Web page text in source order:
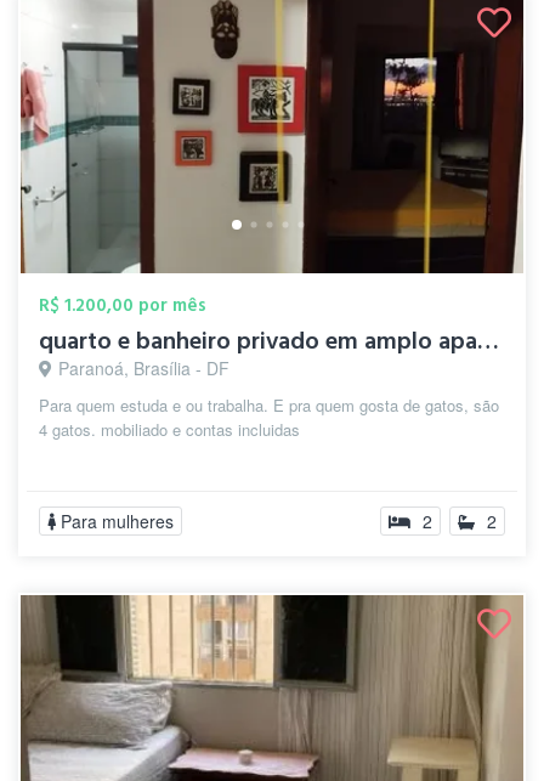
R$ 1.200,00 por mês
quarto e banheiro privado em amplo apart...
Paranoá, Brasília - DF
Para quem estuda e ou trabalha. E pra quem gosta de gatos, são
4 gatos. mobiliado e contas incluidas
Para mulheres 2 2